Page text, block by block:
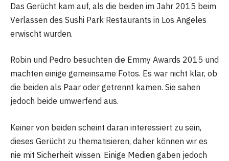
Das Gerücht kam auf, als die beiden im Jahr 2015 beim
Verlassen des Sushi Park Restaurants in Los Angeles
erwischt wurden.
Robin und Pedro besuchten die Emmy Awards 2015 und
machten einige gemeinsame Fotos. Es war nicht klar, ob
die beiden als Paar oder getrennt kamen. Sie sahen
jedoch beide umwerfend aus.
Keiner von beiden scheint daran interessiert zu sein,
dieses Gerücht zu thematisieren, daher können wir es
nie mit Sicherheit wissen. Einige Medien gaben jedoch